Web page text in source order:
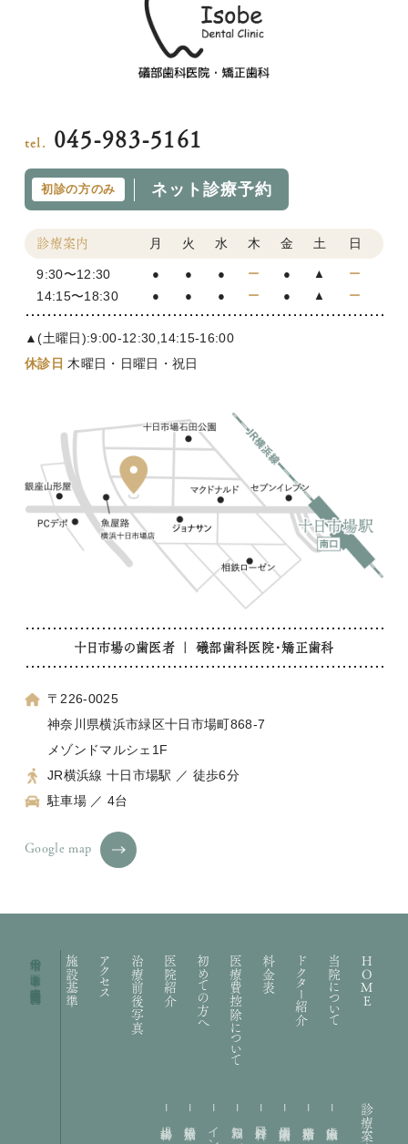
tel. 045-983-5161
初診の方のみ ネット診療予約
診療案内 月 火 水 木 金 土 日
9:30〜12:30 ● ● ● ー ● ▲ ー
14:15〜18:30 ● ● ● ー ● ▲ ー
▲(土曜日):9:00-12:30,14:15-16:00
休診日 木曜日・日曜日・祝日
十日市場の歯医者 ｜ 礒部歯科医院・矯正歯科
〒226-0025
神奈川県横浜市緑区十日市場町868-7
メゾンドマルシェ1F
JR横浜線 十日市場駅 ／ 徒歩6分
駐車場 ／ 4台
Google map
HOME
当院について
ドクター紹介
診療案内
料金表
医療費控除について
初めての方へ
医院紹介
治療前後写真
アクセス
施設基準
十日市場の歯医者｜礒部歯科医院・矯正歯科